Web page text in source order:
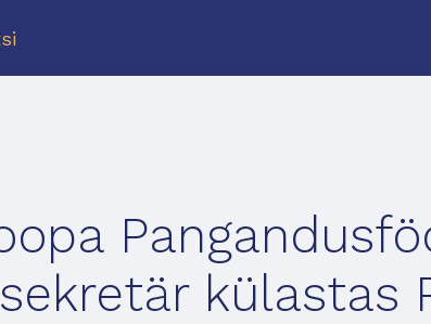
külastas